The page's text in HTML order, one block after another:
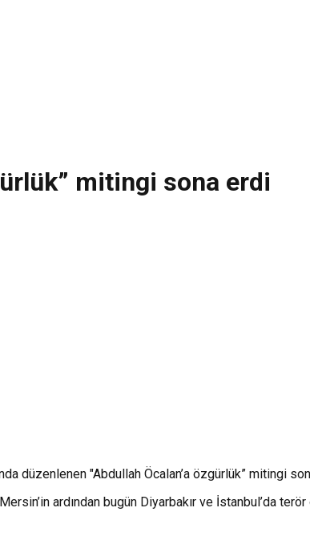
mitingi sona erdi
düzenlenen "Abdullah Öcalan’a özgürlük” mitingi
ardından bugün Diyarbakır ve İstanbul’da